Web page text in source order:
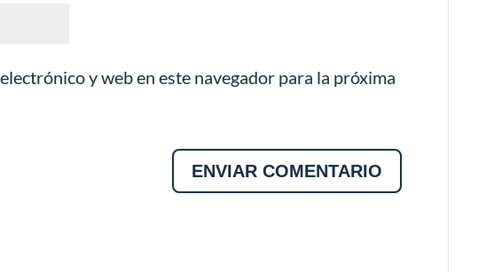
y web en este navegador para la próxima